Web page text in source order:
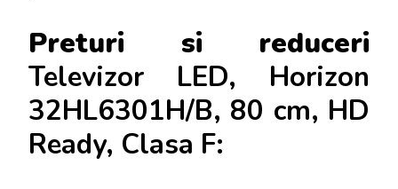
Preturi si reduceri
Televizor LED, Horizon
32HL6301H/B, 80 cm, HD
Ready, Clasa F: